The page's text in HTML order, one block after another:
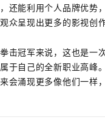
还能利用个人品牌优势
众呈现出更多的影视创作
击冠军来说，这也是一
于自己的全新职业高峰
会涌现更多像他们一样